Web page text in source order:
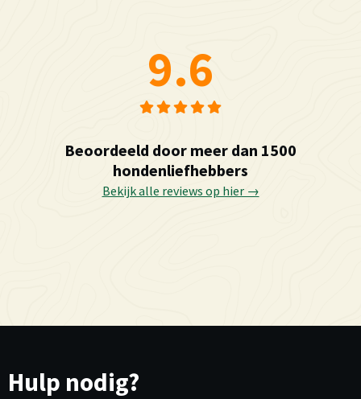
9.6
Beoordeeld door meer dan 1500
hondenliefhebbers
Bekijk alle reviews op hier →
Hulp nodig?